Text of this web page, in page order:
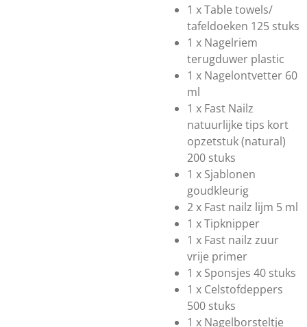
1 x Table towels/
tafeldoeken 125 stuks
1 x Nagelriem
terugduwer plastic
1 x Nagelontvetter 60
ml
1 x Fast Nailz
natuurlijke tips kort
opzetstuk (natural)
200 stuks
1 x Sjablonen
goudkleurig
2 x Fast nailz lijm 5 ml
1 x Tipknipper
1 x Fast nailz zuur
vrije primer
1 x Sponsjes 40 stuks
1 x Celstofdeppers
500 stuks
1 x Nagelborsteltje